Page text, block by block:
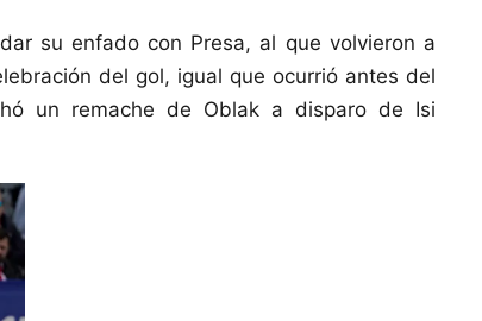
su enfado con Presa, al que volvieron a
del gol, igual que ocurrió antes del
un remache de Oblak a disparo de Isi